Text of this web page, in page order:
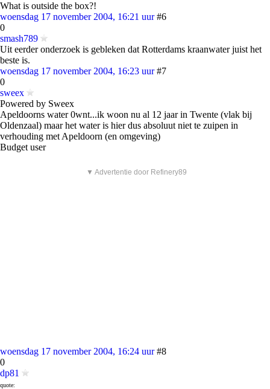
What is outside the box?!
woensdag 17 november 2004, 16:21 uur #6
0
smash789
Uit eerder onderzoek is gebleken dat Rotterdams kraanwater juist het
beste is.
woensdag 17 november 2004, 16:23 uur #7
0
sweex
Powered by Sweex
Apeldoorns water 0wnt...ik woon nu al 12 jaar in Twente (vlak bij
Oldenzaal) maar het water is hier dus absoluut niet te zuipen in
verhouding met Apeldoorn (en omgeving)
Budget user
▼ Advertentie door Refinery89
woensdag 17 november 2004, 16:24 uur #8
0
dp81
quote: